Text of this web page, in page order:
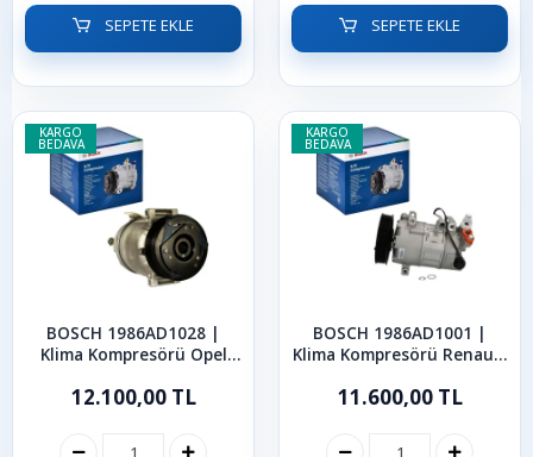
SEPETE EKLE SEPETE EKLE
KARGO
BEDAVA
BOSCH 1986AD1028 |
Klima Kompresörü Opel
12.100,00 TL
KARGO
BEDAVA
BOSCH 1986AD1001 |
Klima Kompresörü Renault
2009-2016
11.600,00 TL